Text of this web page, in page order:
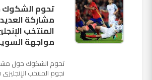
تحوم
مشاركة
المنتخب
مواجهة
تحوم الشكوك حول
نجوم المنتخب